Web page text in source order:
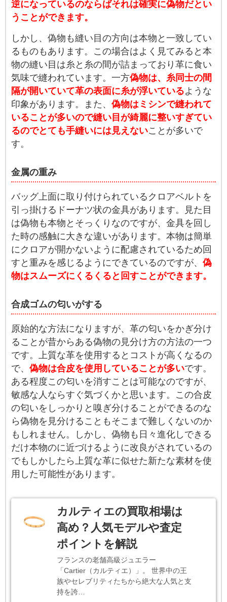
逆になっているのならばそれは確実に偽物だとい
うことができます。
しかし、偽物も縫い目の方向は本物と一致してい
るものもあります。この場合はよく見てみると本
物の縫い目は糸と糸の間が詰まっており革に食い
気味で縫われています。一方偽物は、糸同士の間
隔が開いていて革の表面に糸が浮いているような
印象があります。また、 偽物はミシンで縫われて
いることが多いので縫い目が綺麗に整いすぎてい
るのでとても手縫いには見えないことが多いで
す。
金属の重み
バッグ上面に取り付けられているクロアベルトを
引っ掛けるドーナツ状の金具があります。見た目
は偽物も本物とそっくりなのですが、金具を回し
た時の感触に大きな違いがあります。本物は簡単
にクロアが開かないように配慮されているため回
すと重みを感じるようにできているのですが、 偽
物はスムーズにくるくると回すことができます。
合成ゴムの匂いがする
原始的な方法になりますが、革の匂いをかぎ分け
ることが昔からある偽物の見分け方の方法の一つ
です。上質な革を使用するとコストが高くなるの
で、 偽物は合皮を使用していることが多いです。
ある程度この匂いを消すことは可能なのですが、
敏感な人ならすぐ気づくかと思います。この合皮
の匂いをしっかりと嗅ぎ分けることができるのな
ら偽物を見分けることもそこまで難しくないのか
もしれません。しかし、偽物も日々進化しできる
だけ本物のに近づけるように改良がされているの
でもしかしたら上質な革に似せた新たな素材を使
用した可能性があります。
カルティエの買取相場は
高め？人気モデルや査定
ポイントを解説
フランスの老舗高級ジュエラー
「Cartier（カルティエ）」。 世界中の王
族やセレブリティたちから絶大な人気と支
持を誇…